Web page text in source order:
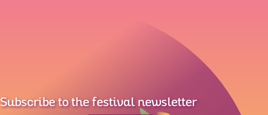
Subscribe to the festival newsletter